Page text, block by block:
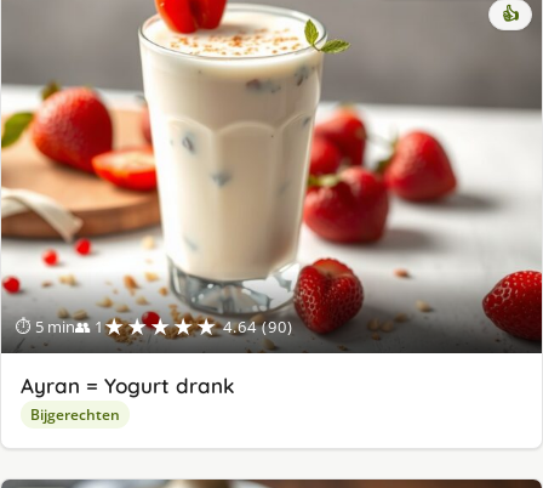
⏱ 5 min👥 1★★★★★ 4.64 (90)
👍
Ayran = Yogurt drank
Bijgerechten